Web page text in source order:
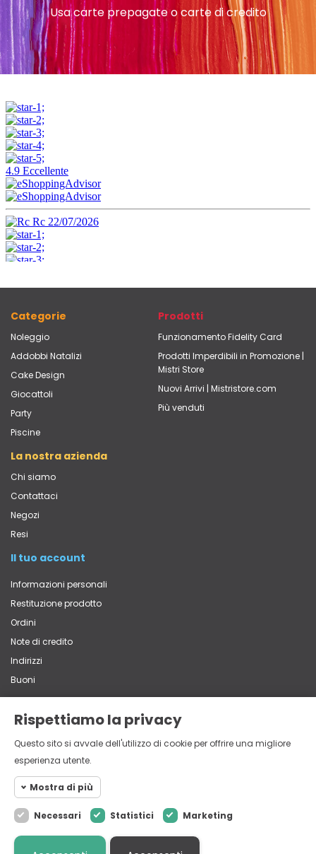
Usa carte prepagate o carte di credito
Rispettiamo la privacy
Questo sito si avvale dell'utilizzo di cookie per offrire una migliore
esperienza utente.
Mostra di più
Cookie necessari
I Cookie Necessari aiutano il sito web
Necessari Statistici Marketing
Categorie
Noleggio
Addobbi Natalizi
Cake Design
Giocattoli
Party
Piscine
Prodotti
Funzionamento Fidelity Card
Prodotti Imperdibili in Promozione |
Mistri Store
Nuovi Arrivi | Mistristore.com
Più venduti
La nostra azienda
Chi siamo
Contattaci
Negozi
Resi
Il tuo account
Informazioni personali
Restituzione prodotto
Ordini
Note di credito
Indirizzi
Buoni
Via Vittorio Veneto, 65 - 22060 Carugo (CO)
© 2026 - Mistri GDC Srl - P.iva 01893770139 - Via Vittorio Veneto,